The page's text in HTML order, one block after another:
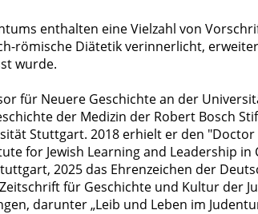
enthalten eine Vielzahl von
römische Diätetik verinnerlicht,
wurde.
für Neuere Geschichte an der
der Medizin der Robert Bosch
Stuttgart. 2018 erhielt er den
for Jewish Learning and Leadership in
2025 das Ehrenzeichen der
für Geschichte und Kultur der
darunter „Leib und Leben im